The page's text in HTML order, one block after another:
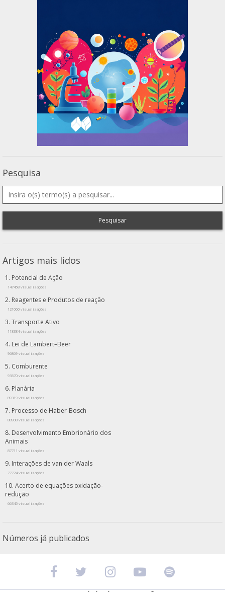
Pesquisa
Pesquisar
Artigos mais lidos
Potencial de Ação
147458 visualizações
Reagentes e Produtos de reação
121060 visualizações
Transporte Ativo
118384 visualizações
Lei de Lambert–Beer
96869 visualizações
Comburente
93570 visualizações
Planária
89319 visualizações
Processo de Haber-Bosch
88908 visualizações
Desenvolvimento Embrionário dos
Animais
87711 visualizações
Interações de van der Waals
77724 visualizações
Acerto de equações oxidação-
redução
66345 visualizações
Números já publicados